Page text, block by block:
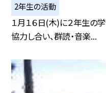
2年生の活動
１月１６日(木)に２年生の
協力し合い、群読・音楽...